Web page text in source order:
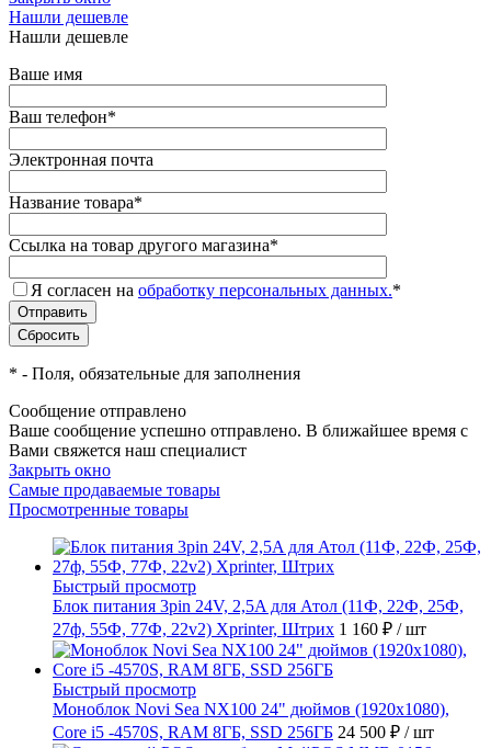
Нашли дешевле
Нашли дешевле
Ваше имя
Ваш телефон*
Электронная почта
Название товара*
Ссылка на товар другого магазина*
Я согласен на обработку персональных данных.*
* - Поля, обязательные для заполнения
Сообщение отправлено
Ваше сообщение успешно отправлено. В ближайшее время с
Вами свяжется наш специалист
Закрыть окно
Самые продаваемые товары
Просмотренные товары
Быстрый просмотр
Блок питания 3pin 24V, 2,5A для Атол (11Ф, 22Ф, 25Ф,
27ф, 55Ф, 77Ф, 22v2) Xprinter, Штрих 1 160 ₽ / шт
Быстрый просмотр
Моноблок Novi Sea NX100 24" дюймов (1920x1080),
Core i5 -4570S, RAM 8ГБ, SSD 256ГБ 24 500 ₽ / шт